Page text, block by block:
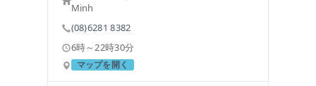
Minh
(08)6281 8382
6時～22時30分
マップを開く